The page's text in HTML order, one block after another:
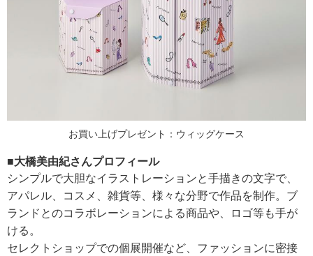
お買い上げプレゼント：ウィッグケース
■大橋美由紀さんプロフィール
シンプルで大胆なイラストレーションと手描きの文字で、
アパレル、コスメ、雑貨等、様々な分野で作品を制作。ブ
ランドとのコラボレーションによる商品や、ロゴ等も手が
ける。
セレクトショップでの個展開催など、ファッションに密接